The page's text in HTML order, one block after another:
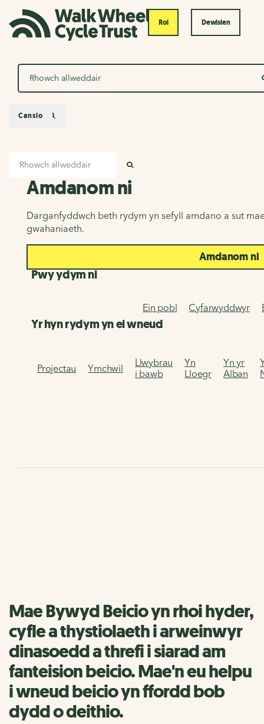
Roi Dewislen
Chwilio
Amdanom ni
Amdanom ni
Darganfyddwch beth rydym yn sefyll amdano a sut
gwahaniaeth.
Amdanom ni
Pwy ydym ni
Ein pobl Cyfarwyddwyr
Yr hyn rydym yn ei wneud
Projectau Ymchwil
Llwybrau
i bawb
Yn
Lloegr
Yn yr
Alban
Canslo
Mae Bywyd Beicio yn rhoi hyder,
cyfle a thystiolaeth i arweinwyr
dinasoedd a threfi i siarad am
fanteision beicio. Mae'n eu helpu
i wneud beicio yn ffordd bob
dydd o deithio.